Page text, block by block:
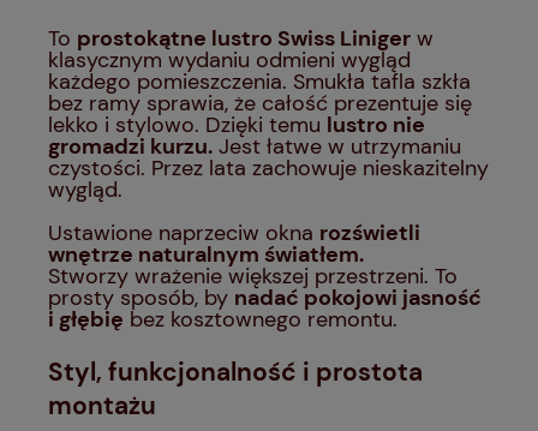
To prostokątne lustro Swiss Liniger w
klasycznym wydaniu odmieni wygląd
każdego pomieszczenia. Smukła tafla szkła
bez ramy sprawia, że całość prezentuje się
lekko i stylowo. Dzięki temu lustro nie
gromadzi kurzu. Jest łatwe w utrzymaniu
czystości. Przez lata zachowuje nieskazitelny
wygląd.
Ustawione naprzeciw okna rozświetli
wnętrze naturalnym światłem.
Stworzy wrażenie większej przestrzeni. To
prosty sposób, by nadać pokojowi jasność
i głębię bez kosztownego remontu.
Styl, funkcjonalność i prostota
montażu